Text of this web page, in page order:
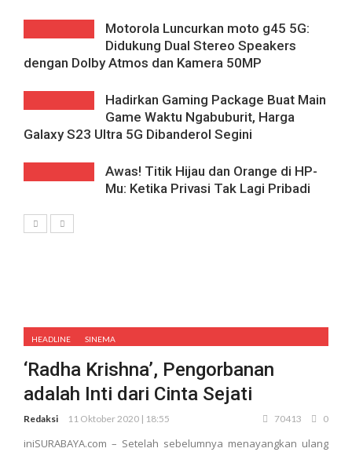
Motorola Luncurkan moto g45 5G:
Didukung Dual Stereo Speakers
dengan Dolby Atmos dan Kamera 50MP
Hadirkan Gaming Package Buat Main
Game Waktu Ngabuburit, Harga
Galaxy S23 Ultra 5G Dibanderol Segini
Awas! Titik Hijau dan Orange di HP-
Mu: Ketika Privasi Tak Lagi Pribadi
HEADLINE SINEMA
‘Radha Krishna’, Pengorbanan
adalah Inti dari Cinta Sejati
Redaksi 11 Oktober 2020 | 18:55 70413 0
iniSURABAYA.com – Setelah sebelumnya menayangkan ulang